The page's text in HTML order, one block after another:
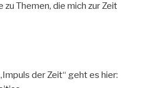
zu Themen, die mich zur Zeit
der Zeit“ geht es hier: